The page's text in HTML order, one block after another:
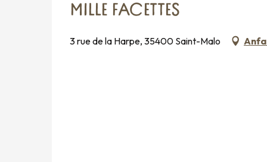
MILLE FACETTES
3 rue de la Harpe, 35400 Saint-Malo